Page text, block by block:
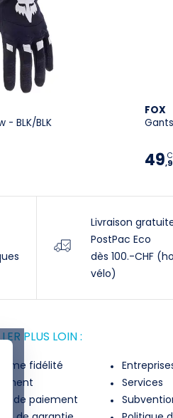
- BLK/BLK
FOX
49
Livraison
PostPac Eco
dès 100.-CHF
vélo)
PLUS LOIN :
fidélité
Services
de paiement